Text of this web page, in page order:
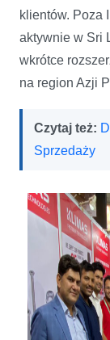
klientów. Poza
aktywnie w Sri
wkrótce
na region Azji
Czytaj też:
Sprzedaży